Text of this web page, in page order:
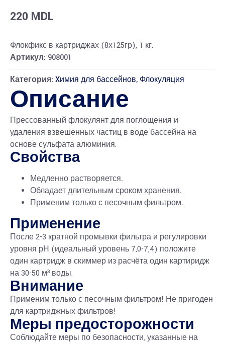
220 MDL
Флокфикс в картриджах (8х125гр), 1 кг.
Артикул: 908001
Категория: Xимия для бассейнов, Флокуляция
Описание
Прессованный флокулянт для поглощения и
удаления взвешенных частиц в воде бассейна на
основе сульфата алюминия.
Свойства
Медленно растворяется.
Обладает длительным сроком хранения.
Применим только с песочным фильтром.
Применение
После 2-3 кратной промывки фильтра и регулировки
уровня рН (идеальный уровень 7,0-7,4) положите
один картридж в скиммер из расчёта один картиридж
на 30-50 м³ воды.
Внимание
Применим только с песочным фильтром! Не пригоден
для картриджных фильтров!
Меры предосторожности
Соблюдайте меры по безопасности, указанные на